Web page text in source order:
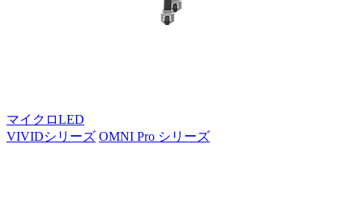
マイクロLED
VIVIDシリーズ OMNI Pro シリーズ